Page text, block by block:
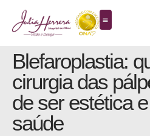
Blefaroplastia:
cirurgia das
de ser estética
saúde